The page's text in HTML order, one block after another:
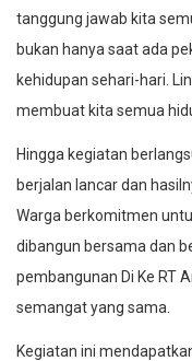
tanggung jawab kita
bukan hanya saat ada
kehidupan sehari-hari.
membuat kita semua
Hingga kegiatan
berjalan lancar dan
Warga berkomitmen
dibangun bersama dan
pembangunan Di Ke RT
semangat yang sama.
Kegiatan ini